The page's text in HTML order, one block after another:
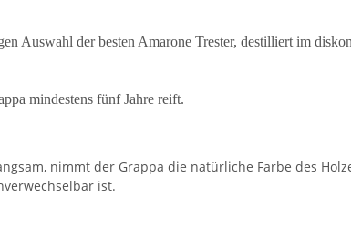
Auswahl der besten Amarone Trester, destilliert im
mindestens fünf Jahre reift.
nimmt der Grappa die natürliche Farbe des
ist.